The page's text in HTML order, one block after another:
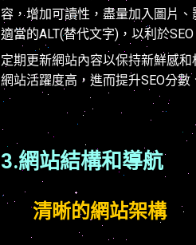
容，增加可讀性，盡量加入圖片
適當的ALT(替代文字)，以利於SEO
定期更新網站內容以保持新鮮感
網站活躍度高，進而提升SEO分數
3.網站結構和導航
清晰的網站架構